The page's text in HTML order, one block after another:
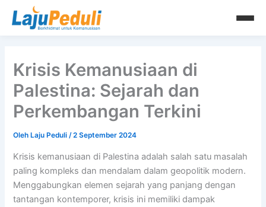
Krisis Kemanusiaan di
Palestina: Sejarah dan
Perkembangan Terkini
Oleh Laju Peduli/2 September 2024
Krisis kemanusiaan di Palestina adalah salah satu masalah
paling kompleks dan mendalam dalam geopolitik modern.
Menggabungkan elemen sejarah yang panjang dengan
tantangan kontemporer, krisis ini memiliki dampak